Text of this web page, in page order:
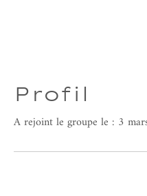
Profil
A rejoint le groupe le : 3